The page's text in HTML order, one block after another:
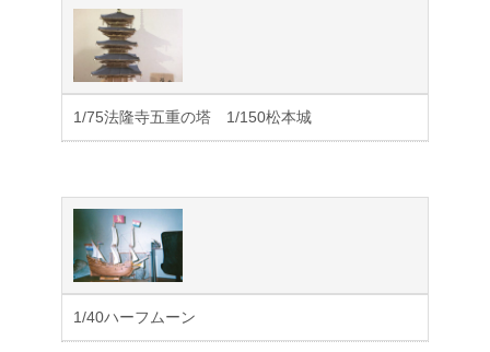
1/75法隆寺五重の塔 1/150松本城
1/40ハーフムーン